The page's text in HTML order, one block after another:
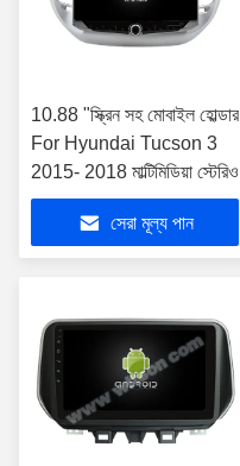
10.88 "স্ক্রিন সহ মোবাইল হোল্ডার
For Hyundai Tucson 3
2015- 2018 মাল্টিমিডিয়া স্টেরিও
সেরা মূল্য পান